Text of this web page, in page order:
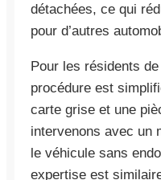
détachées, ce qui
pour d’autres
Pour les résidents
procédure est
carte grise et une
intervenons avec un
le véhicule sans
expertise est